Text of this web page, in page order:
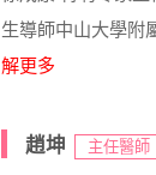
生導師中山大學附
解更多
趙坤 主任醫師